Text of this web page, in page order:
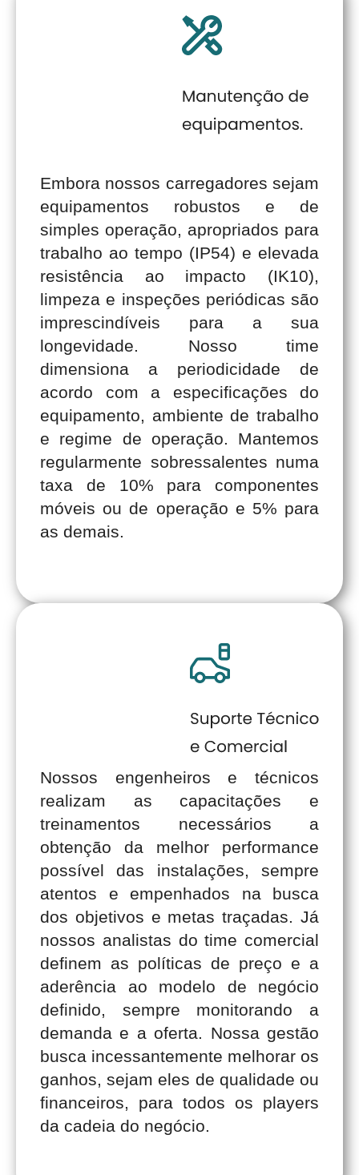
Embora nossos carregadores sejam
equipamentos robustos e de
simples operação, apropriados para
trabalho ao tempo (IP54) e elevada
resistência ao impacto (IK10),
limpeza e inspeções periódicas são
imprescindíveis para a sua
longevidade. Nosso time
dimensiona a periodicidade de
acordo com a especificações do
equipamento, ambiente de trabalho
e regime de operação. Mantemos
regularmente sobressalentes numa
taxa de 10% para componentes
móveis ou de operação e 5% para
as demais.
Nossos engenheiros e técnicos
realizam as capacitações e
treinamentos necessários a
obtenção da melhor performance
possível das instalações, sempre
atentos e empenhados na busca
dos objetivos e metas traçadas. Já
nossos analistas do time comercial
definem as políticas de preço e a
aderência ao modelo de negócio
definido, sempre monitorando a
demanda e a oferta. Nossa gestão
busca incessantemente melhorar os
ganhos, sejam eles de qualidade ou
financeiros, para todos os players
da cadeia do negócio.